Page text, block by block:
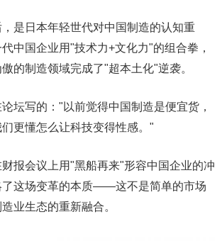
是日本年轻世代对中国制造的认知重
中国企业用"技术力+文化力"的组合拳，
的制造领域完成了"超本土化"逆袭。
坛写的："以前觉得中国制造是便宜货，
更懂怎么让科技变得性感。"
报会议上用"黑船再来"形容中国企业的冲
了这场变革的本质——这不是简单的市场
业生态的重新融合。